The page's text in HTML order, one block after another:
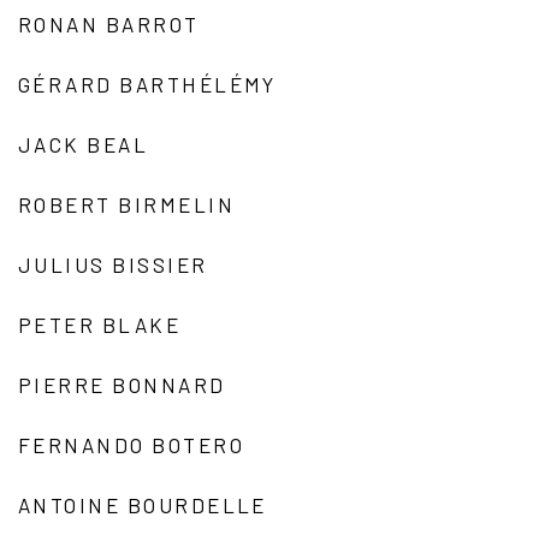
RONAN BARROT
GÉRARD BARTHÉLÉMY
JACK BEAL
ROBERT BIRMELIN
JULIUS BISSIER
PETER BLAKE
PIERRE BONNARD
FERNANDO BOTERO
ANTOINE BOURDELLE